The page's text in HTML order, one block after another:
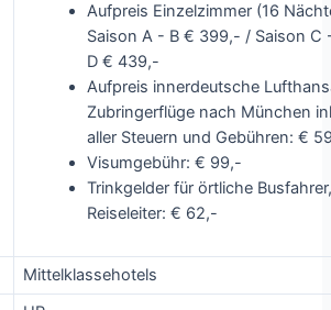
Aufpreis Einzelzimmer (16
Saison A - B € 399,- / Saison C
D € 439,-
Aufpreis innerdeutsche
Zubringerflüge nach München
aller Steuern und Gebühren: €
Visumgebühr: € 99,-
Trinkgelder für örtliche
Reiseleiter: € 62,-
Mittelklassehotels